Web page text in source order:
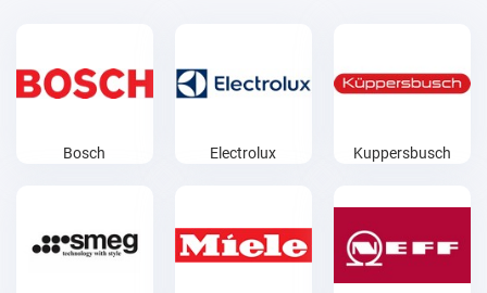
Bosch Electrolux Kuppersbusch